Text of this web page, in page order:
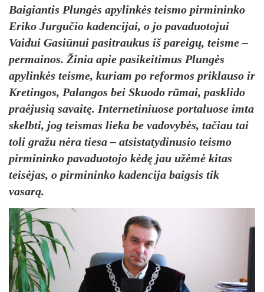
Baigiantis Plungės apylinkės teismo pirmininko
Eriko Jurgučio kadencijai, o jo pavaduotojui
Vaidui Gasiūnui pasitraukus iš pareigų, teisme –
permainos. Žinia apie pasikeitimus Plungės
apylinkės teisme, kuriam po reformos priklauso ir
Kretingos, Palangos bei Skuodo rūmai, pasklido
praėjusią savaitę. Internetiniuose portaluose imta
skelbti, jog teismas lieka be vadovybės, tačiau tai
toli gražu nėra tiesa – atsistatydinusio teismo
pirmininko pavaduotojo kėdę jau užėmė kitas
teisėjas, o pirmininko kadencija baigsis tik
vasarą.